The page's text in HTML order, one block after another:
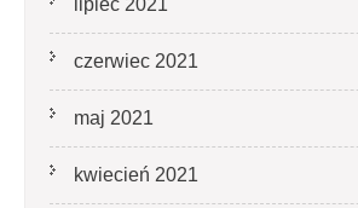
lipiec 2021
czerwiec 2021
maj 2021
kwiecień 2021